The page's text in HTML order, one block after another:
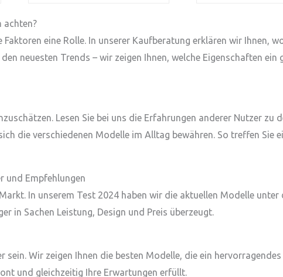
achten?
eine Rolle. In unserer Kaufberatung erklären wir Ihnen,
neuesten Trends – wir zeigen Ihnen, welche Eigenschaften ein
Lesen Sie bei uns die Erfahrungen anderer Nutzer zu
die verschiedenen Modelle im Alltag bewähren. So treffen Sie
und Empfehlungen
In unserem Test 2024 haben wir die aktuellen Modelle unter
in Sachen Leistung, Design und Preis überzeugt.
Wir zeigen Ihnen die besten Modelle, die ein hervorragendes
und gleichzeitig Ihre Erwartungen erfüllt.